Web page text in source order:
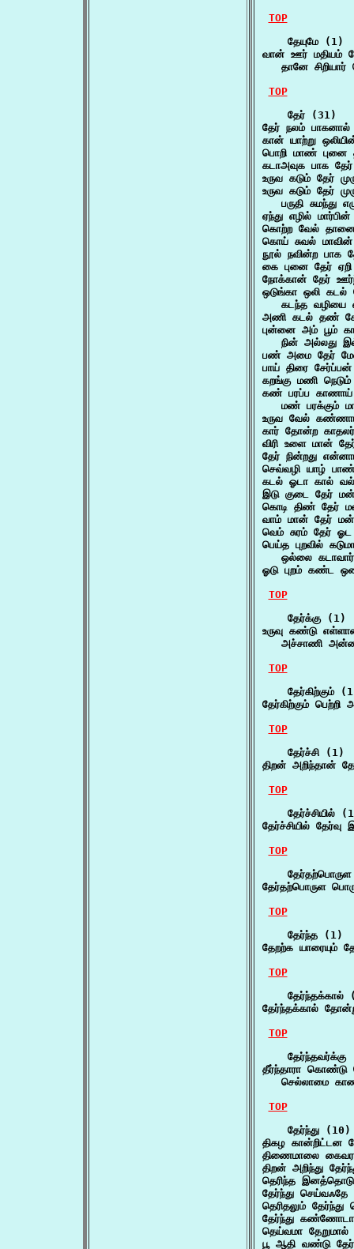
TOP
    தேயுமே (1)
வான் ஊர் மதியம்
தானே சிறியார்
TOP
    தேர் (31)
தேர் நலம்
கான் யாற்று
பொறி மாண் புனை
கடாஅவுக பாக
உருவ கடும் தேர்
உருவ கடும் தேர்
பருதி சுமந்து
ஏந்து எழில்
கொற்ற வேல்
கொய் சுவல்
நூல் நவின்ற பாக
கை புனை தேர்
நோக்கான் தேர்
ஒடுங்கா ஒலி கடல்
கடந்த
அணி கடல் தண்
புன்னை அம் பூம்
நின் அல்லது
பண் அமை தேர்
பாய் திரை
கறங்கு மணி
கண் பரப்ப காணாய்
மண் பரக்கும்
உருவ வேல்
கார் தோன்ற
விரி உளை மான்
தேர் நின்றது
செவ்வழி யாழ்
கடல் ஓடா கால்
இடு குடை தேர்
கொடி திண் தேர்
வாம் மான் தேர்
வெம் சுரம் தேர்
பெய்த புறவில்
ஒல்லை
ஓடு புறம் கண்ட
TOP
    தேர்க்கு (1)
உருவு கண்டு
அச்சாணி
TOP
தேர்கிற்கும்
தேர்கிற்கும் பெற்றி
TOP
    தேர்ச்சி (1)
திறன் அறிந்தான்
TOP
தேர்ச்சியில்
தேர்ச்சியில்
TOP
தேர்தற்பொருள
தேர்தற்பொருள
TOP
    தேர்ந்த (1)
தேறற்க யாரையும்
TOP
தேர்ந்தக்கால்
தேர்ந்தக்கால்
TOP
தேர்ந்தவர்க்கு
தீர்ந்தாரா கொண்டு
செல்லாமை
TOP
    தேர்ந்து (10)
திகழ கான்றிட்டன
திணைமாலை
திறன் அறிந்து
தெரிந்த
தேர்ந்து
தெரிதலும்
தேர்ந்து
தெய்வமா தேறுமால்
பூ ஆதி வண்டு